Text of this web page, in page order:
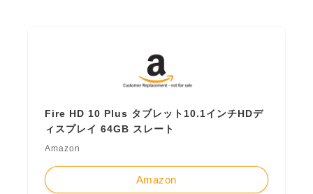
Fire HD 10 Plus タブレット10.1インチHDデ
ィスプレイ 64GB スレート
Amazon
Amazon